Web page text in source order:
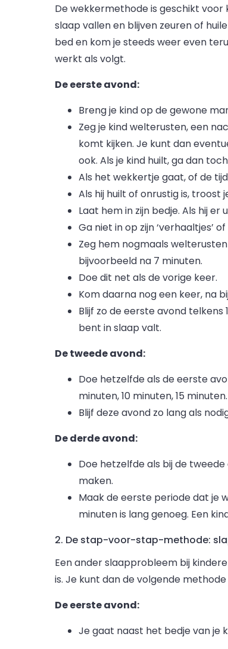
De wekkermethode is geschikt
slaap vallen en blijven zeuren of
bed en kom je steeds weer even
werkt als volgt.
De eerste avond:
Breng je kind op de gewone
Zeg je kind welterusten, een
komt kijken. Je kunt dan
ook. Als je kind huilt, ga dan
Als het wekkertje gaat, of de
Als hij huilt of onrustig is, troost
Laat hem in zijn bedje. Als hij
Ga niet in op zijn ‘verhaaltjes’
Zeg hem nogmaals
bijvoorbeeld na 7 minuten.
Doe dit net als de vorige keer.
Kom daarna nog een keer, na
Blijf zo de eerste avond
bent in slaap valt.
De tweede avond:
Doe hetzelfde als de eerste
minuten, 10 minuten, 15 minuten.
Blijf deze avond zo lang als
De derde avond:
Doe hetzelfde als bij de
maken.
Maak de eerste periode dat je
minuten is lang genoeg. Een
2. De stap-voor-stap-methode:
Een ander slaapprobleem bij
is. Je kunt dan de volgende
De eerste avond:
Je gaat naast het bedje van je